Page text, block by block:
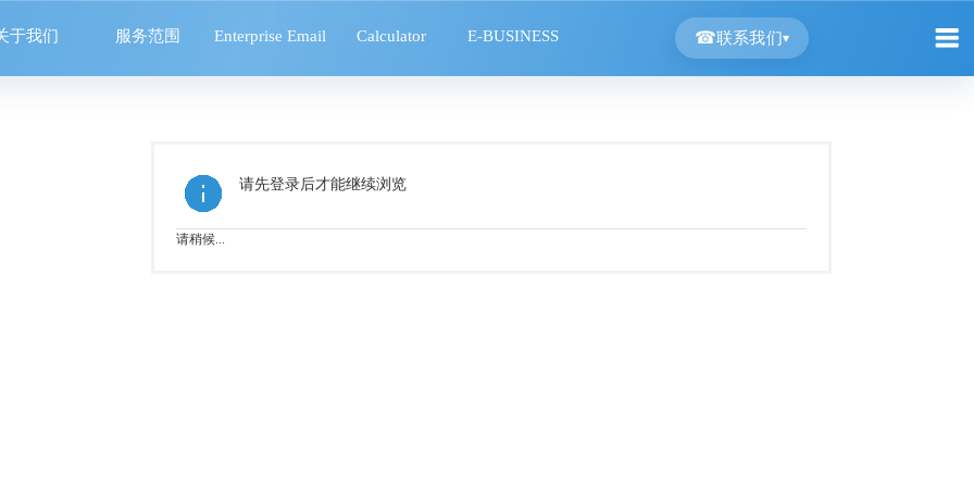
于我们 服务范围 Enterprise Email Calculator E-BUSINESS ☎联系我们▾
请先登录后才能继续浏览
请稍候...